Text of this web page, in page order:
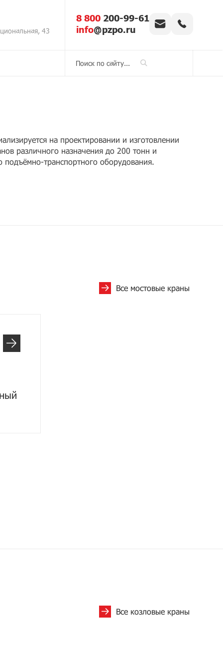
43
8 800 200-99-61
info@pzpo.ru
на проектировании и изготовлении
различного назначения до 200 тонн и
подъёмно-транспортного оборудования.
Все мостовые краны
Все козловые краны